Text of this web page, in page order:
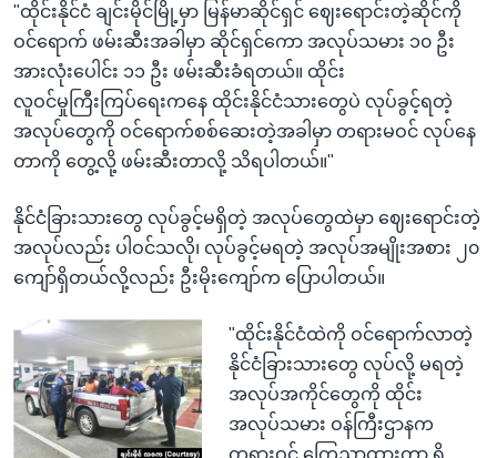
"ထိုင်းနိုင်ငံ ချင်းမိုင်မြို့မှာ မြန်မာဆိုင်ရှင် ဈေးရောင်းတဲ့ဆိုင်ကို
ဝင်ရောက် ဖမ်းဆီးအခါမှာ ဆိုင်ရှင်ကော အလုပ်သမား ၁၀ ဦး
အားလုံးပေါင်း ၁၁ ဦး ဖမ်းဆီးခံရတယ်။ ထိုင်း
လူဝင်မှုကြီးကြပ်ရေးကနေ ထိုင်းနိုင်ငံသားတွေပဲ လုပ်ခွင့်ရတဲ့
အလုပ်တွေကို ဝင်ရောက်စစ်ဆေးတဲ့အခါမှာ တရားမဝင် လုပ်နေ
တာကို တွေ့လို့ ဖမ်းဆီးတာလို့ သိရပါတယ်။"
နိုင်ငံခြားသားတွေ လုပ်ခွင့်မရှိတဲ့ အလုပ်တွေထဲမှာ ဈေးရောင်းတဲ့
အလုပ်လည်း ပါဝင်သလို၊ လုပ်ခွင့်မရတဲ့ အလုပ်အမျိုးအစား ၂၀
ကျော်ရှိတယ်လို့လည်း ဦးမိုးကျော်က ပြောပါတယ်။
"ထိုင်းနိုင်ငံထဲကို ဝင်ရောက်လာတဲ့
နိုင်ငံခြားသားတွေ လုပ်လို့ မရတဲ့
အလုပ်အကိုင်တွေကို ထိုင်း
အလုပ်သမား ဝန်ကြီးဌာနက
တရားဝင် ကြေညာထားတာ ရှိ